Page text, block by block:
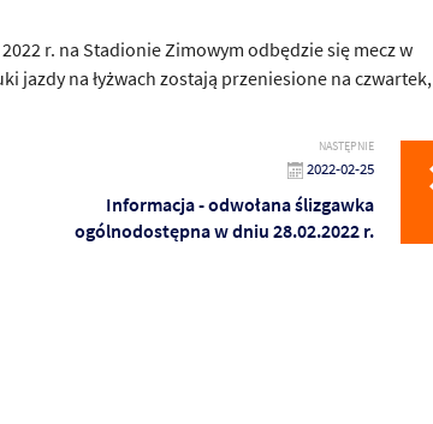
2022 r. na Stadionie Zimowym odbędzie się mecz w
jazdy na łyżwach zostają przeniesione naczwartek,
NASTĘPNIE
2022-02-25
Informacja - odwołana ślizgawka
ogólnodostępna w dniu 28.02.2022 r.